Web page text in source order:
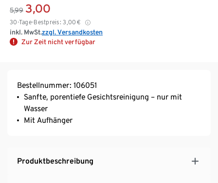
5,99 3,00
30-Tage-Bestpreis: 3,00 €
inkl. MwSt.zzgl. Versandkosten
Zur Zeit nicht verfügbar
Bestellnummer: 106051
Sanfte, porentiefe Gesichtsreinigung – nur mit
Wasser
Mit Aufhänger
Produktbeschreibung